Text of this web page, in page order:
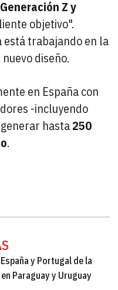
Generación Z y
objetivo".
está trabajando en la
diseño.
en España con
-incluyendo
hasta250
.
y Portugal de la
Paraguay y Uruguay